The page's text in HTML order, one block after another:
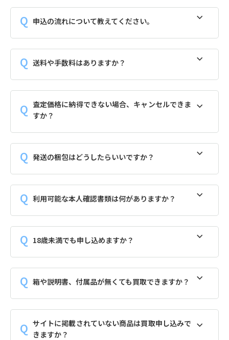
申込の流れについて教えてください。
送料や手数料はありますか？
査定価格に納得できない場合、キャンセルできま
すか？
発送の梱包はどうしたらいいですか？
利用可能な本人確認書類は何がありますか？
18歳未満でも申し込めますか？
箱や説明書、付属品が無くても買取できますか？
サイトに掲載されていない商品は買取申し込みで
きますか？